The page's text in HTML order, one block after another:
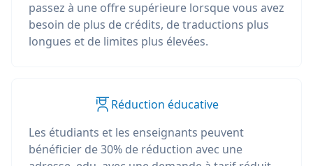
passez à une offre supérieure lorsque vous avez
besoin de plus de crédits, de traductions plus
longues et de limites plus élevées.
Réduction éducative
Les étudiants et les enseignants peuvent
bénéficier de 30% de réduction avec une